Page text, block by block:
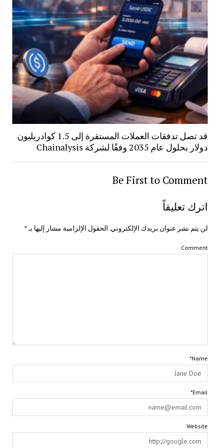
قد تصل تدفقات العملات المستقرة إلى 1.5 كوادريليون
دولار بحلول عام 2035 وفقًا لشركة Chainalysis
Be First to Comment
اترك تعليقاً
لن يتم نشر عنوان بريدك الإلكتروني. الحقول الإلزامية مشار إليها بـ*
Comment
Name*
Email*
Website